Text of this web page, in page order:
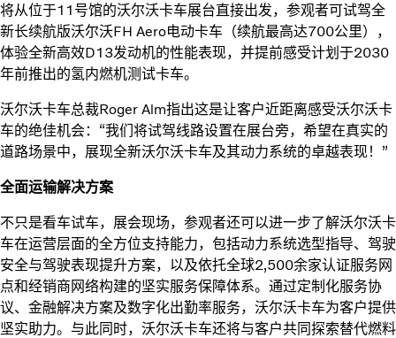
将从位于11号馆的沃尔沃卡车展台直接出发，参观者可试驾全
新长续航版沃尔沃FH Aero电动卡车（续航最高达700公里），
体验全新高效D13发动机的性能表现，并提前感受计划于2030
年前推出的氢内燃机测试卡车。
沃尔沃卡车总裁Roger Alm指出这是让客户近距离感受沃尔沃卡
车的绝佳机会：“我们将试驾线路设置在展台旁，希望在真实的
道路场景中，展现全新沃尔沃卡车及其动力系统的卓越表现！”
全面运输解决方案
不只是看车试车，展会现场，参观者还可以进一步了解沃尔沃卡
车在运营层面的全方位支持能力，包括动力系统选型指导、驾驶
安全与驾驶表现提升方案，以及依托全球2,500余家认证服务网
点和经销商网络构建的坚实服务保障体系。通过定制化服务协
议、金融解决方案及数字化出勤率服务，沃尔沃卡车为客户提供
坚实助力。与此同时，沃尔沃卡车还将与客户共同探索替代燃料